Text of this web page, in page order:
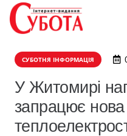
СУБОТНЯ ІНФОРМАЦІЯ
У Житомирі
запрацює нова